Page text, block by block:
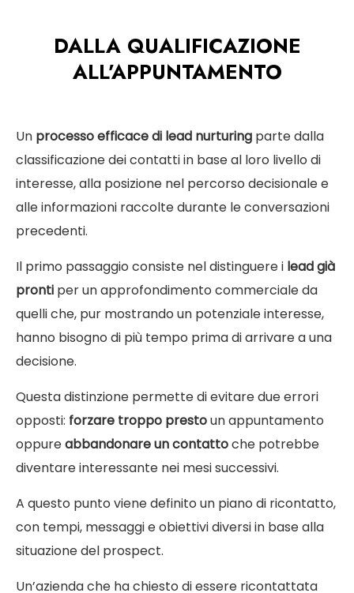
DALLA QUALIFICAZIONE
ALL’APPUNTAMENTO
Un processo efficace di lead nurturing parte dalla
classificazione dei contatti in base al loro livello di
interesse, alla posizione nel percorso decisionale e
alle informazioni raccolte durante le conversazioni
precedenti.
Il primo passaggio consiste nel distinguere i lead già
pronti per un approfondimento commerciale da
quelli che, pur mostrando un potenziale interesse,
hanno bisogno di più tempo prima di arrivare a una
decisione.
Questa distinzione permette di evitare due errori
opposti: forzare troppo prestoun appuntamento
oppureabbandonare un contattoche potrebbe
diventare interessante nei mesi successivi.
A questo punto viene definito un piano di ricontatto,
con tempi, messaggi e obiettivi diversi in base alla
situazione del prospect.
Un’azienda che ha chiesto di essere ricontattata